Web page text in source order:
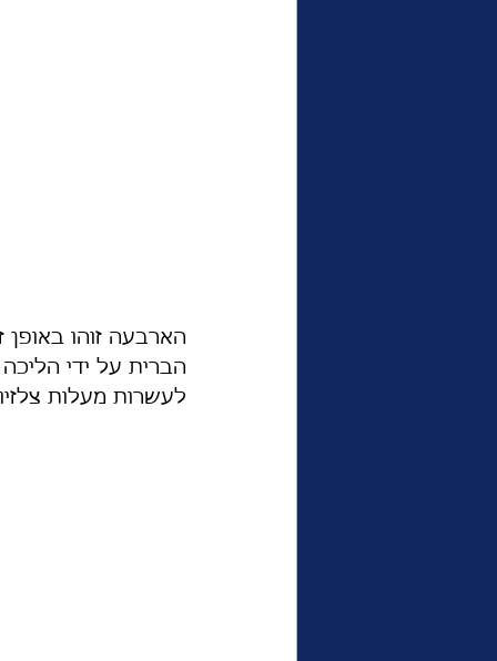
הארבעה זוהו
הברית על ידי
לעשרות מעלות